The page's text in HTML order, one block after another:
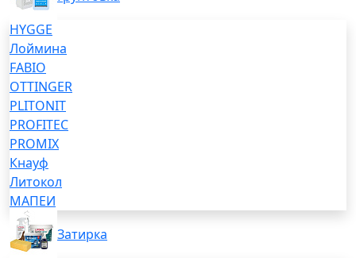
HYGGE
Лоймина
FABIO
OTTINGER
PLITONIT
PROFITEC
PROMIX
Кнауф
Литокол
МАПЕИ
Затирка